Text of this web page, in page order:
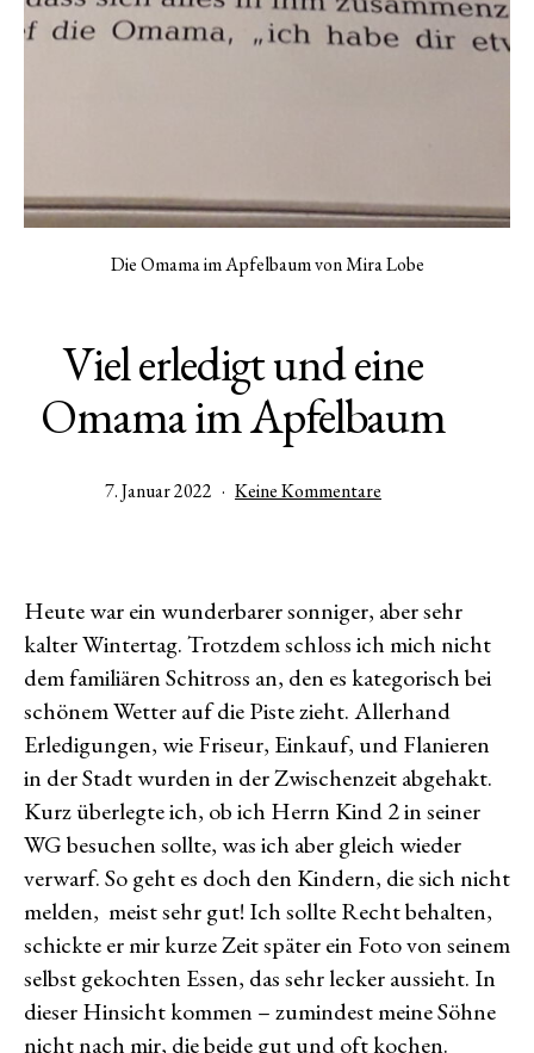
Viel erledigt und eine
Omama im Apfelbaum
Veröffentlicht
7. Januar 2022 Keine Kommentare
Omama
im
Apfelbaum
Die Omama im Apfelbaum von Mira Lobe
Heute war ein wunderbarer sonniger, aber sehr
kalter Wintertag. Trotzdem schloss ich mich nicht
dem familiären Schitross an, den es kategorisch bei
schönem Wetter auf die Piste zieht. Allerhand
Erledigungen, wie Friseur, Einkauf, und Flanieren
in der Stadt wurden in der Zwischenzeit abgehakt.
Kurz überlegte ich, ob ich Herrn Kind 2 in seiner
WG besuchen sollte, was ich aber gleich wieder
verwarf. So geht es doch den Kindern, die sich nicht
melden, meist sehr gut! Ich sollte Recht behalten,
schickte er mir kurze Zeit später ein Foto von seinem
selbst gekochten Essen, das sehr lecker aussieht. In
dieser Hinsicht kommen – zumindest meine Söhne
nicht nach mir, die beide gut und oft kochen.